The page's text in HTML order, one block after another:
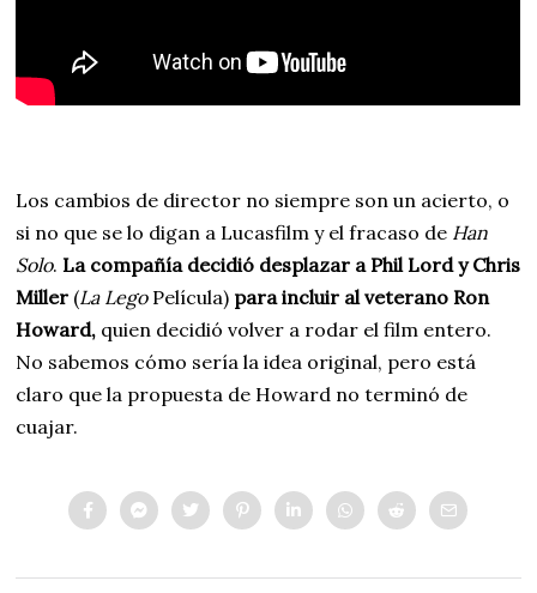
Los cambios de director no siempre son un acierto, o
si no que se lo digan a Lucasfilm y el fracaso de Han
Solo.La compañía decidió desplazar a Phil Lord y Chris
Miller (La Lego Película) para incluir al veterano Ron
Howard, quien decidió volver a rodar el film entero.
No sabemos cómo sería la idea original, pero está
claro que la propuesta de Howard no terminó de
cuajar.